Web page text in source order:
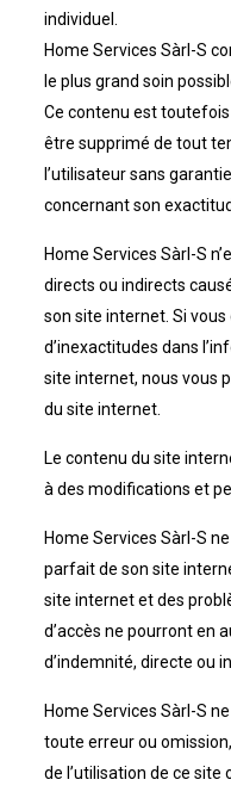
individuel.
Home Services Sàrl-S
le plus grand soin
Ce contenu est
être supprimé de tout
l’utilisateur sans
concernant son
Home Services Sàrl-S
directs ou indirects
son site internet. Si
d’inexactitudes dans
site internet, nous vous
du site internet.
Le contenu du site
à des modifications et
Home Services Sàrl-S
parfait de son site
site internet et des
d’accès ne pourront en
d’indemnité, directe ou
Home Services Sàrl-S
toute erreur ou
de l’utilisation de ce site